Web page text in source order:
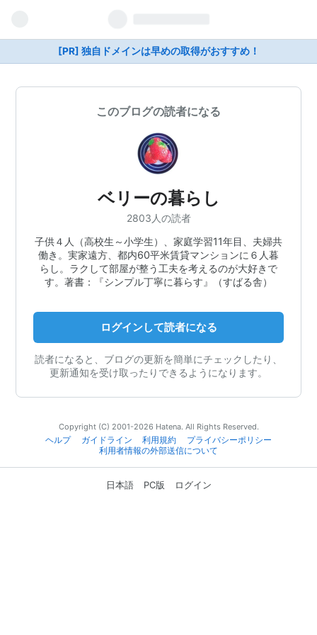
[PR] 独自ドメインは早めの取得がおすすめ！
このブログの読者になる
ベリーの暮らし
2803人の読者
子供４人（高校生～小学生）、家庭学習11年目、夫婦共
働き。実家遠方、都内60平米賃貸マンションに６人暮
らし。ラクして部屋が整う工夫を考えるのが大好きで
す。著書：『シンプル丁寧に暮らす』（すばる舎）
ログインして読者になる
読者になると、ブログの更新を簡単にチェックしたり、
更新通知を受け取ったりできるようになります。
Copyright (C) 2001-2026 Hatena. All Rights Reserved.
ヘルプ
ガイドライン 利用規約
プライバシーポリシー
利用者情報の外部送信について
日本語 PC版 ログイン